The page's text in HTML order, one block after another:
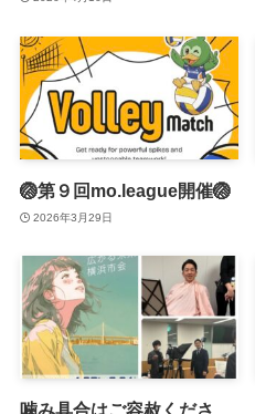
🏐第９回mo.league開催🏐
2026年3月29日
噛み具合はご容赦くださ